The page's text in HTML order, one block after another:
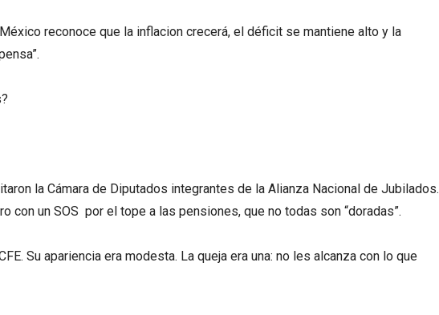
reconoce que la inflacion crecerá, el déficit se mantiene alto y la
la Cámara de Diputados integrantes de la Alianza Nacional de Jubilados.
con un SOS por el tope a las pensiones, que no todas son “doradas”.
Su apariencia era modesta. La queja era una: no les alcanza con lo que